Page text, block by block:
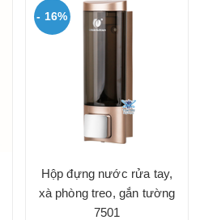
- 16%
Hộp đựng nước rửa tay,
xà phòng treo, gắn tường
7501